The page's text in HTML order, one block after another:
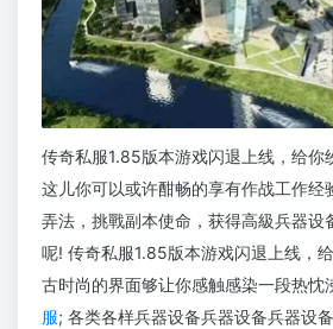
传奇私服1.85版本游戏闪退上线，给你
这儿你可以或许酣畅的享有作战工作经
弄法，挑戰副本使命，获得高級兵器设
呢! 传奇私服1.85版本游戏闪退上线，
古时尚的界面够让你感触感染一段热忱
服; 各类各样兵器设备兵器设备兵器设